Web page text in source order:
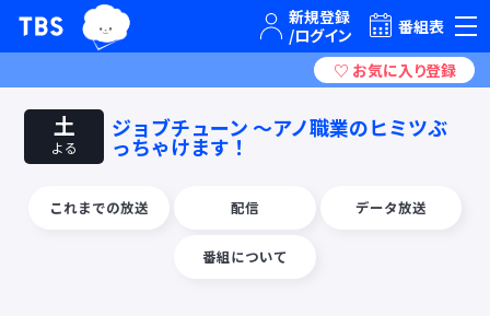
TBSテレビ｜ときめくときを。 番組表
土
よる
ジョブチューン ～アノ職業のヒミツぶ
っちゃけます！
これまでの放送 配信 データ放送
番組について